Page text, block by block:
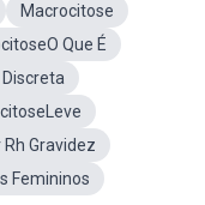
Macrocitose
Que É
Rh Gravidez
Femininos